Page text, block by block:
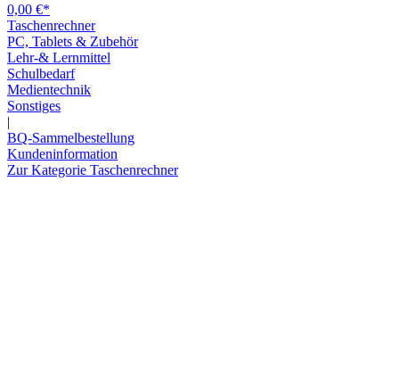
0,00 €*
Taschenrechner
PC, Tablets & Zubehör
Lehr-& Lernmittel
Schulbedarf
Medientechnik
Sonstiges
|
BQ-Sammelbestellung
Kundeninformation
Zur Kategorie Taschenrechner